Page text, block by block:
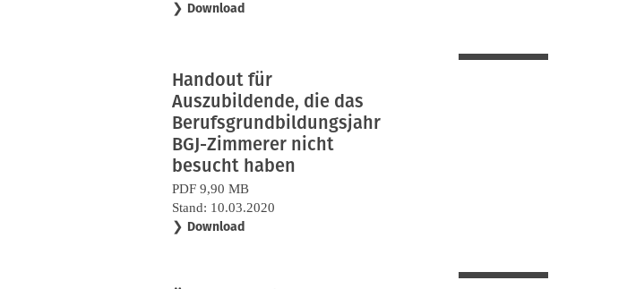
❯ Download
Handout für
Auszubildende, die das
Berufsgrundbildungsjahr
BGJ-Zimmerer nicht
besucht haben
PDF 9,90 MB
Stand: 10.03.2020
❯ Download